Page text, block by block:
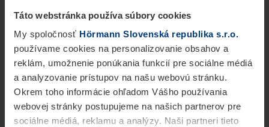
Táto webstránka používa súbory cookies
My spoločnosť Hörmann Slovenská republika s.r.o.
používame cookies na personalizovanie obsahov a
reklám, umožnenie ponúkania funkcií pre sociálne médiá
a analyzovanie prístupov na našu webovú stránku.
Okrem toho informácie ohľadom Vášho používania
webovej stránky postupujeme na našich partnerov pre
sociálne médiá, reklamu a analýzy. Naši partneri tieto